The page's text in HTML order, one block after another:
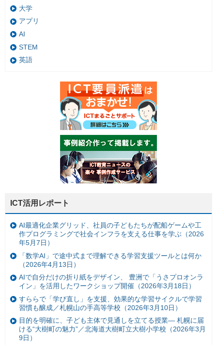
大学
アプリ
AI
STEM
英語
ICT活用レポート
AI最適化企業グリッド、社員の子どもたちが配船ゲームや工
作プログラミングで社会インフラを支える仕事を学ぶ（2026
年5月7日）
「数学AI」で途中式まで理解できる学習支援ツールとは何か
（2026年4月13日）
AIで自分だけの折り紙をデザイン、 豊洲で「うさプロオンラ
イン」を活用したワークショップ開催（2026年3月18日）
すららで「学び直し」を支援、効果的な学習サイクルで学習
習慣も醸成／札幌山の手高等学校（2026年3月10日）
目的を明確に、子ども主体で見通しを立てる授業— 札幌に届
ける“大樹町の魅力”／北海道大樹町立大樹小学校（2026年3月
9日）